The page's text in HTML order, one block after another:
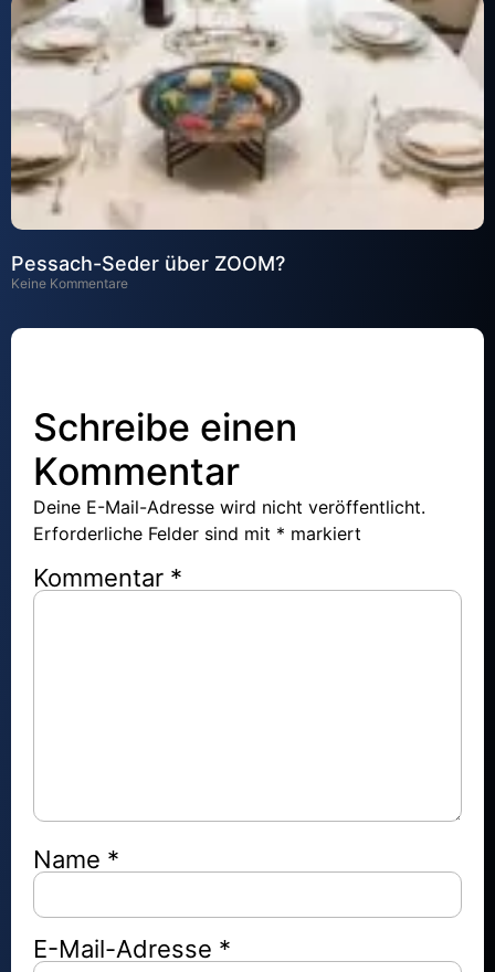
Pessach-Seder über ZOOM?
Keine Kommentare
Schreibe einen
Kommentar
Deine E-Mail-Adresse wird nicht veröffentlicht.
Erforderliche Felder sind mit * markiert
Kommentar *
Name *
E-Mail-Adresse *